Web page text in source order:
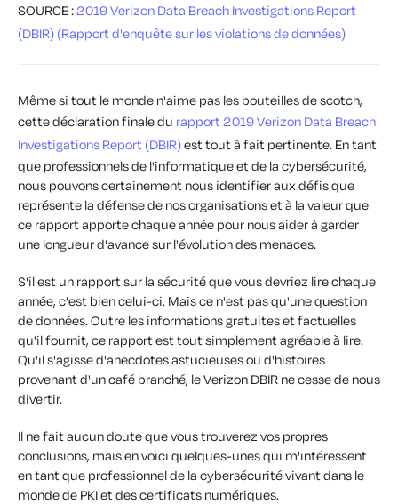
SOURCE :2019 Verizon Data Breach Investigations Report
(DBIR) (Rapport d'enquête sur les violations de données)
Même si tout le monde n'aime pas les bouteilles de scotch,
cette déclaration finale du rapport 2019 Verizon Data Breach
Investigations Report (DBIR)est tout à fait pertinente. En tant
que professionnels de l'informatique et de la cybersécurité,
nous pouvons certainement nous identifier aux défis que
représente la défense de nos organisations et à la valeur que
ce rapport apporte chaque année pour nous aider à garder
une longueur d'avance sur l'évolution des menaces.
S'il est un rapport sur la sécurité que vous devriez lire chaque
année, c'est bien celui-ci. Mais ce n'est pas qu'une question
de données. Outre les informations gratuites et factuelles
qu'il fournit, ce rapport est tout simplement agréable à lire.
Qu'il s'agisse d'anecdotes astucieuses ou d'histoires
provenant d'un café branché, le Verizon DBIR ne cesse de nous
divertir.
Il ne fait aucun doute que vous trouverez vos propres
conclusions, mais en voici quelques-unes qui m'intéressent
en tant que professionnel de la cybersécurité vivant dans le
monde de PKI et des certificats numériques.